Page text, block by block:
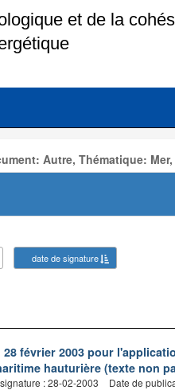
Autre, Thématique:
date de signature
février 2003 pour
hauturière (texte non
: 28-02-2003 Date de